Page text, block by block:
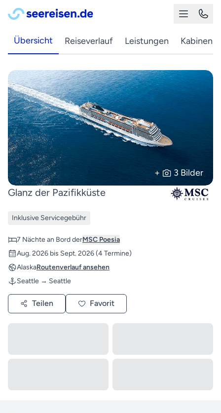
Übersicht Reiseverlauf Leistungen Kabinen
+ 3 Bilder
Glanz der Pazifikküste
Inklusive Servicegebühr
7 Nächte an Bord derMSC Poesia
Aug. 2026 bis Sept. 2026(4 Termine)
AlaskaRoutenverlauf ansehen
Seattle → Seattle
Teilen Favorit